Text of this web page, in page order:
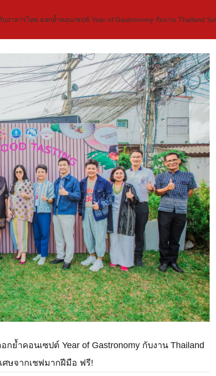
าหารไทย ตอกย้ำคอนเซปต์ Year of Gastronomy กับงาน Thailand
ำคอนเซปต์ Year of Gastronomy กับงาน Thailand
ศษจากเชฟมากฝีมือ ฟรี!